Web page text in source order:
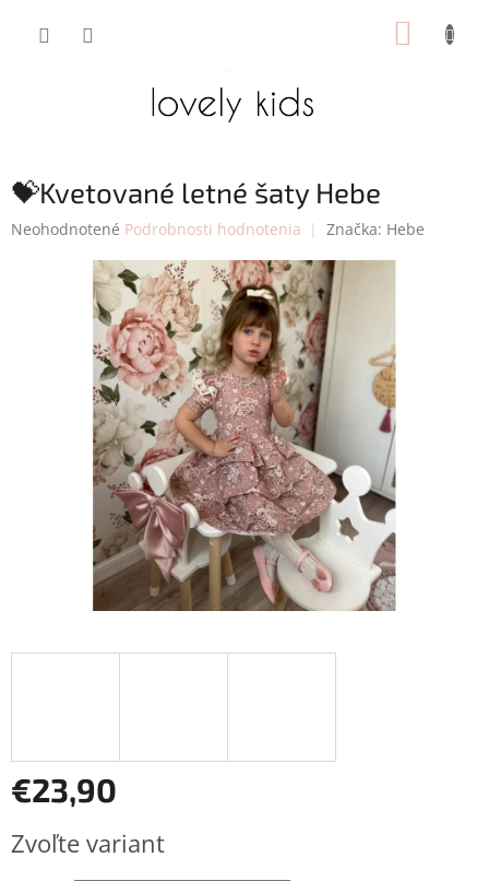
💝Kvetované letné šaty Hebe
Priemerné
Neohodnotené Podrobnosti hodnotenia Značka: Hebe
€23,90
cena:
Zvoľte variant